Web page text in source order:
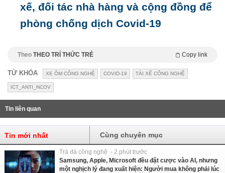
xế, đối tác nhà hàng và cộng đồng để
phòng chống dịch Covid-19
Theo THEO TRÍ THỨC TRẺ Copy link
TỪ KHÓA XE ÔM CÔNG NGHỆ COVID-19 TÀI XẾ CÔNG NGHỆ
ICT_ANTI_NCOV
Tin liên quan
Tin mới nhất Cùng chuyên mục
Trà đá công nghệ - 2 phút trước
Samsung, Apple, Microsoft đều đặt cược vào AI, nhưng
một nghịch lý đang xuất hiện: Người mua không phải lúc